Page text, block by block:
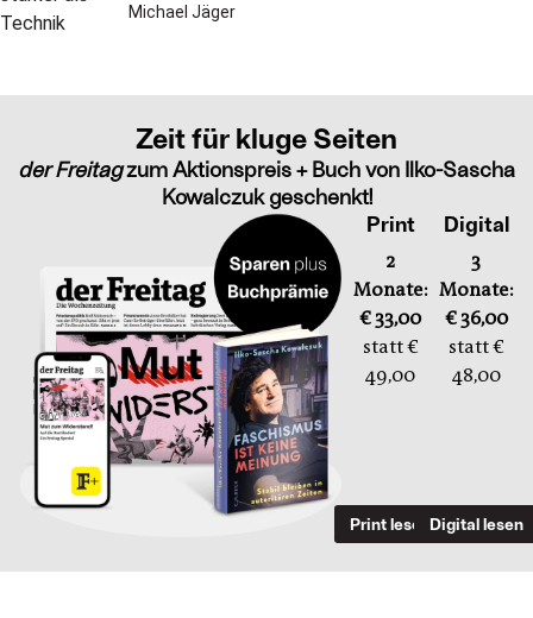
Michael Jäger
Zeit für kluge Seiten
der Freitagzum Aktionspreis + Buch von Ilko-Sascha
Kowalczuk geschenkt!
Print
2
Monate:
€ 33,00
statt €
49,00
Print lesen
Digital
3
Monate:
€ 36,00
statt €
48,00
Digital lesen